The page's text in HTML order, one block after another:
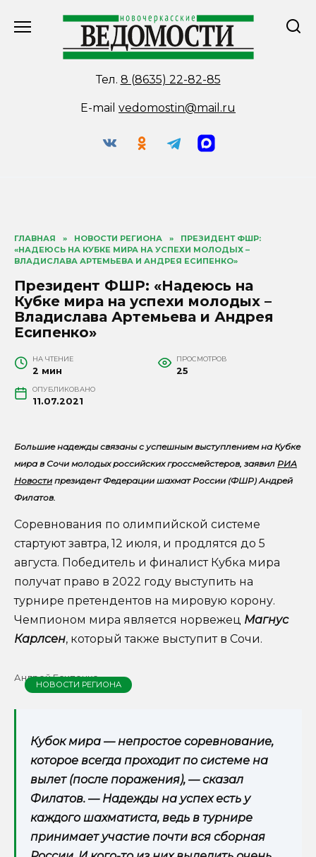
Тел. 8 (8635) 22-82-85
E-mail vedomostin@mail.ru
ГЛАВНАЯ » НОВОСТИ РЕГИОНА »
ПРЕЗИДЕНТ ФШР:
«НАДЕЮСЬ НА КУБКЕ МИРА НА УСПЕХИ МОЛОДЫХ –
ВЛАДИСЛАВА АРТЕМЬЕВА И АНДРЕЯ ЕСИПЕНКО»
Президент ФШР: «Надеюсь на
Кубке мира на успехи молодых –
Владислава Артемьева и Андрея
Есипенко»
НА ЧТЕНИЕ
2 мин
ПРОСМОТРОВ
25
ОПУБЛИКОВАНО
11.07.2021
Большие надежды связаны с успешным выступлением на Кубке
мира в Сочи молодых российских гроссмейстеров, заявил РИА
Новости президент Федерации шахмат России (ФШР) Андрей
Филатов.
Соревнования по олимпийской системе
стартуют завтра, 12 июля, и продлятся до 5
августа. Победитель и финалист Кубка мира
получат право в 2022 году выступить на
турнире претендентов на мировую корону.
Чемпионом мира является норвежец Магнус
Карлсен, который также выступит в Сочи.
Андрей Есипенко
НОВОСТИ РЕГИОНА
Кубок мира — непростое соревнование,
которое всегда проходит по системе на
вылет (после поражения), — сказал
Филатов. — Надежды на успех есть у
каждого шахматиста, ведь в турнире
принимает участие почти вся сборная